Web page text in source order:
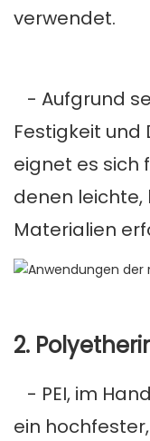
verwendet.
- Aufgrund
Festigkeit
eignet es sich
denen
Materialien
2.
- PEI, im
ein